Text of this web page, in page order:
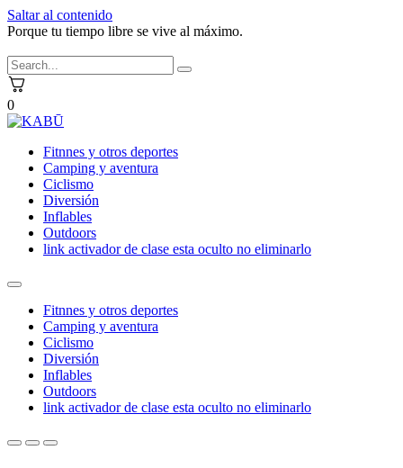
Saltar al contenido
Porque tu tiempo libre se vive al máximo.
0
Fitnnes y otros deportes
Camping y aventura
Ciclismo
Diversión
Inflables
Outdoors
link activador de clase esta oculto no eliminarlo
Fitnnes y otros deportes
Camping y aventura
Ciclismo
Diversión
Inflables
Outdoors
link activador de clase esta oculto no eliminarlo